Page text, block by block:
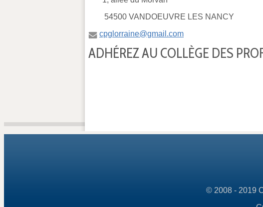
54500 VANDOEUVRE LES NANCY
cpglorraine@gmail.com
ADHÉREZ AU COLLÈGE DES
© 2008 - 2019